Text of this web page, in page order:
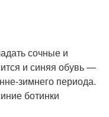
сочные и
и синяя обувь —
зимнего периода.
ботинки